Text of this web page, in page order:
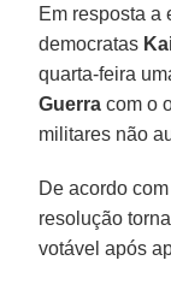
Em resposta a
democratas
quarta-feira
Guerra com o
militares não
De acordo
resolução
votável após